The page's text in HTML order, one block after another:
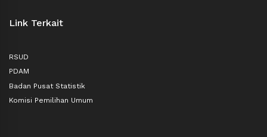
Link Terkait
RSUD
PDAM
Badan Pusat Statistik
Komisi Pemilihan Umum